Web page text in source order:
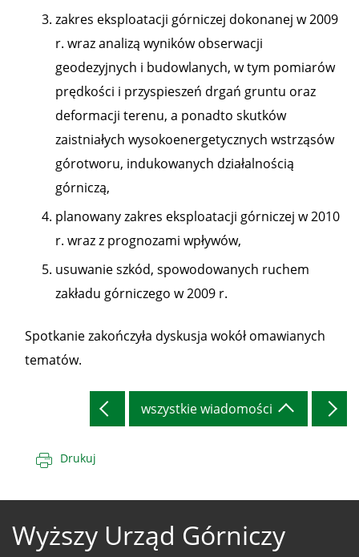
zakres eksploatacji górniczej dokonanej w 2009
r. wraz analizą wyników obserwacji
geodezyjnych i budowlanych, w tym pomiarów
prędkości i przyspieszeń drgań gruntu oraz
deformacji terenu, a ponadto skutków
zaistniałych wysokoenergetycznych wstrząsów
górotworu, indukowanych działalnością
górniczą,
planowany zakres eksploatacji górniczej w 2010
r. wraz z prognozami wpływów,
usuwanie szkód, spowodowanych ruchem
zakładu górniczego w 2009 r.
Spotkanie zakończyła dyskusja wokół omawianych
tematów.
wszystkie wiadomości
Drukuj
Wyższy Urząd Górniczy